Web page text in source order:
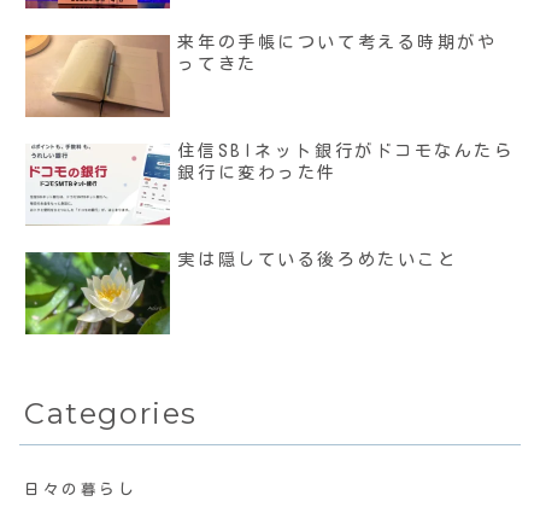
来年の手帳について考える時期がや
ってきた
住信SBIネット銀行がドコモなんたら
銀行に変わった件
実は隠している後ろめたいこと
Categories
日々の暮らし